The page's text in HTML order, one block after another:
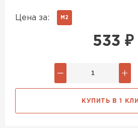
Цена за: М2
533 ₽
КУПИТЬ В